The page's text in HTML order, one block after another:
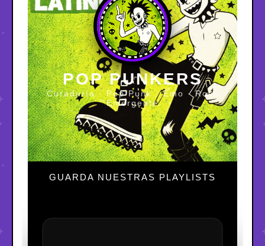
POP PUNKERS
Curaduría · Pop Punk · Emo · Rock
Emergente
GUARDA NUESTRAS PLAYLISTS